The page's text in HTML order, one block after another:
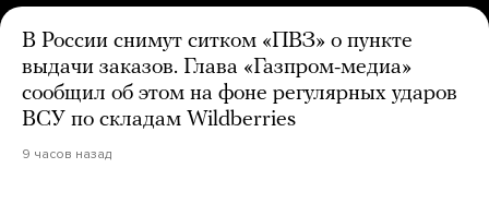
В России снимут ситком «ПВЗ» о пункте
выдачи заказов. Глава «Газпром-медиа»
сообщил об этом на фоне регулярных ударов
ВСУ по складам Wildberries
9 часов назад